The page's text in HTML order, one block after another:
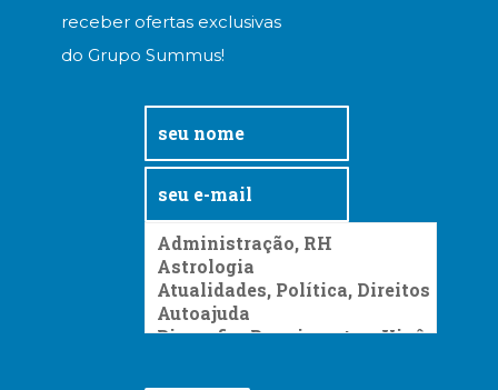
receber ofertas exclusivas
do Grupo Summus!